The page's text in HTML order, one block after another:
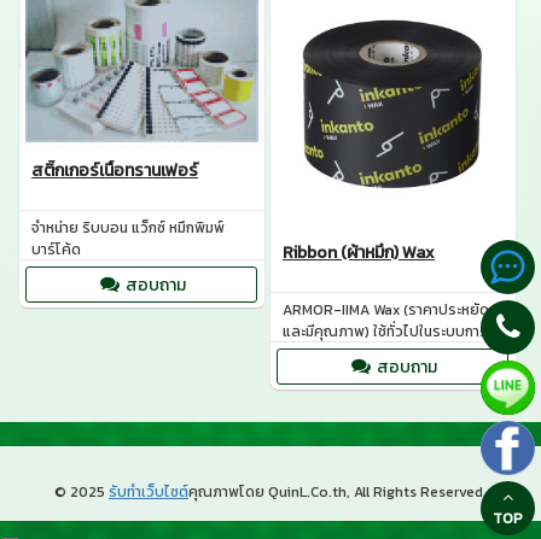
สติ๊กเกอร์เนื้อทรานเฟอร์
จำหน่าย ริบบอน แว็กซ์ หมึกพิมพ์
บาร์โค้ด
สอบถาม
Ribbon (ผ้าหมึก) Wax
ARMOR-IIMA Wax (ราคาประหยัด
และมีคุณภาพ) ใช้ทั่วไปในระบบการ
พิมพ์บาร์โค้ดและป้ายราคา
สอบถาม
© 2025 รับทำเว็บไซต์คุณภาพโดย QuinL.Co.th, All Rights Reserved.
TOP